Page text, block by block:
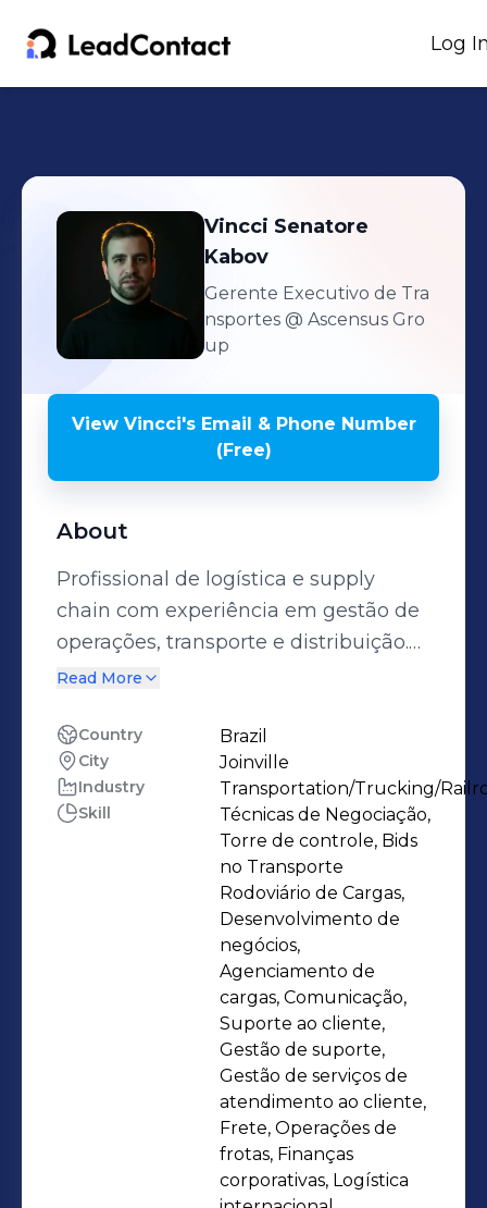
Log
Vincci Senatore
Kabov
Gerente Executivo de Tra
nsportes @ Ascensus Gro
up
View Vincci'sEmail & Phone Number
(Free)
About
Profissional de logística e supply
chain com experiência em gestão de
operações, transporte e distribuição.
Atuei em empresas de grande porte
otimizando processos e negociando
com fornecedores para gerar
eficiência e redução de custos. Tenho
forte perfil de liderança e
desenvolvimento de equipes, além de
foco em melhoria contínua e
implementação de soluções
estratégicas que elevam a
performance operacional.
Atualmente, curso MBA Executivo em
Supply Chain pela FGV, consolidando
minha visão estratégica e de
Gestão de Operações e Transporte ▪︎
Planejamento Logístico e Supply
Read More
Country Brazil
City Joinville
Industry Transportation/Trucking/
Skill
Técnicas de Negociação,
Torre de controle, Bids
no Transporte
Rodoviário de Cargas,
Desenvolvimento de
negócios,
Agenciamento de
cargas, Comunicação,
Suporte ao cliente,
Gestão de suporte,
Gestão de serviços de
atendimento ao cliente,
Frete, Operações de
frotas, Finanças
corporativas, Logística